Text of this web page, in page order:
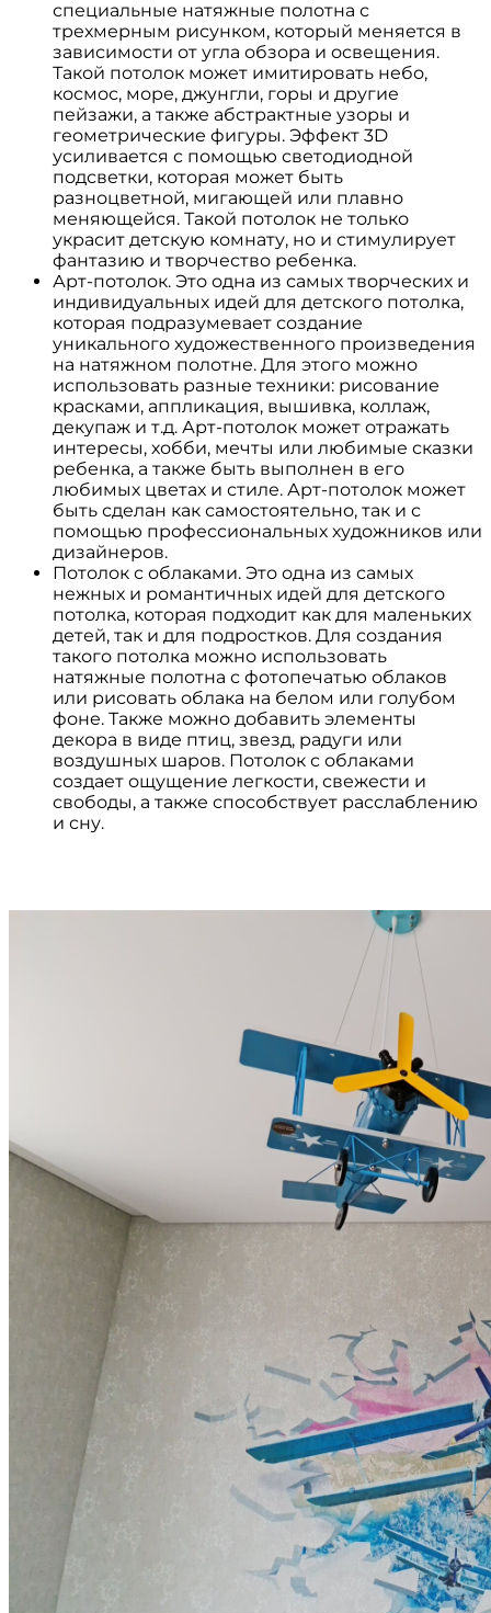
специальные натяжные полотна с
трехмерным рисунком, который меняется в
зависимости от угла обзора и освещения.
Такой потолок может имитировать небо,
космос, море, джунгли, горы и другие
пейзажи, а также абстрактные узоры и
геометрические фигуры. Эффект 3D
усиливается с помощью светодиодной
подсветки, которая может быть
разноцветной, мигающей или плавно
меняющейся. Такой потолок не только
украсит детскую комнату, но и стимулирует
фантазию и творчество ребенка.
Арт-потолок. Это одна из самых творческих и
индивидуальных идей для детского потолка,
которая подразумевает создание
уникального художественного произведения
на натяжном полотне. Для этого можно
использовать разные техники: рисование
красками, аппликация, вышивка, коллаж,
декупаж и т.д. Арт-потолок может отражать
интересы, хобби, мечты или любимые сказки
ребенка, а также быть выполнен в его
любимых цветах и стиле. Арт-потолок может
быть сделан как самостоятельно, так и с
помощью профессиональных художников или
дизайнеров.
Потолок с облаками. Это одна из самых
нежных и романтичных идей для детского
потолка, которая подходит как для маленьких
детей, так и для подростков. Для создания
такого потолка можно использовать
натяжные полотна с фотопечатью облаков
или рисовать облака на белом или голубом
фоне. Также можно добавить элементы
декора в виде птиц, звезд, радуги или
воздушных шаров. Потолок с облаками
создает ощущение легкости, свежести и
свободы, а также способствует расслаблению
и сну.